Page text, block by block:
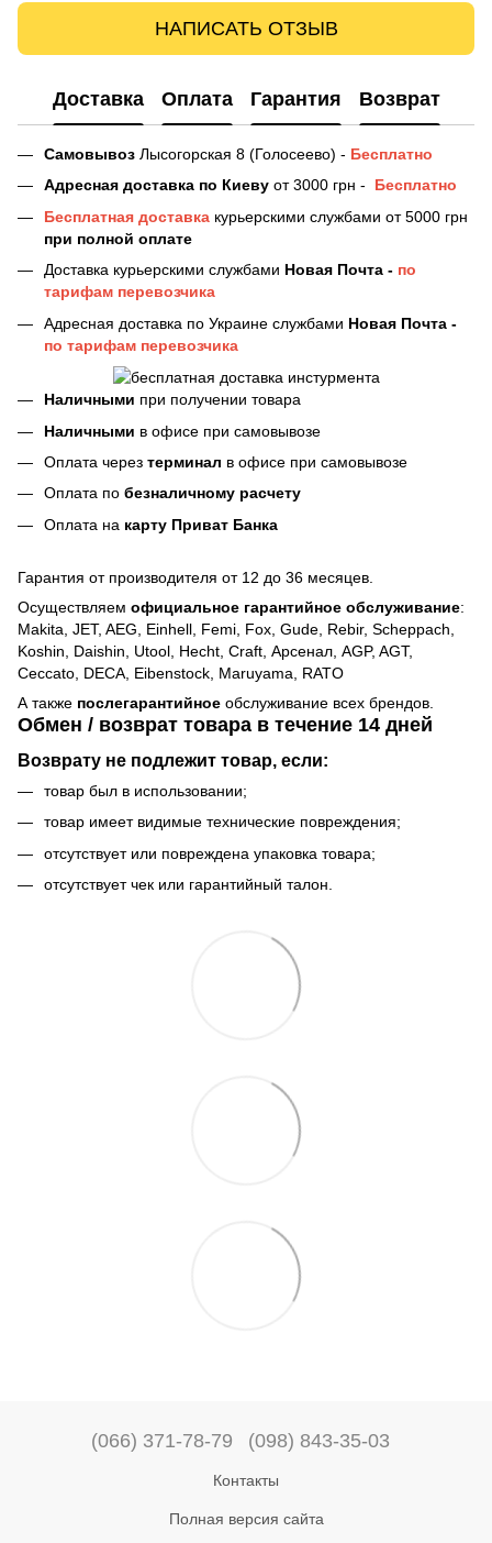
НАПИСАТЬ ОТЗЫВ
Доставка Оплата Гарантия Возврат
Самовывоз Лысогорская 8 (Голосеево) - Бесплатно
Адресная доставка по Киеву от 3000 грн -
Бесплатно
Бесплатная доставка курьерскими службами от 5000 грн
при полной оплате
Доставка курьерскими службами Новая Почта - по
тарифам перевозчика
Адресная доставка по Украине службами Новая Почта -
по тарифам перевозчика
Наличными при получении товара
Наличными в офисе при самовывозе
Оплата через терминал в офисе при самовывозе
Оплата по безналичному расчету
Оплата на карту Приват Банка
Гарантия от производителя от 12 до 36 месяцев.
Осуществляем официальное гарантийное обслуживание:
Makita, JET, AEG, Einhell, Femi, Fox, Gude, Rebir, Scheppach,
Koshin, Daishin, Utool, Hecht, Craft, Арсенал, AGP, AGT,
Ceccato, DECA, Eibenstock, Maruyama, RATO
А также послегарантийное обслуживание всех брендов.
Обмен / возврат товара в течение 14 дней
Возврату не подлежит товар, если:
товар был в использовании;
товар имеет видимые технические повреждения;
отсутствует или повреждена упаковка товара;
отсутствует чек или гарантийный талон.
(066) 371-78-79 (098) 843-35-03
Контакты
Полная версия сайта